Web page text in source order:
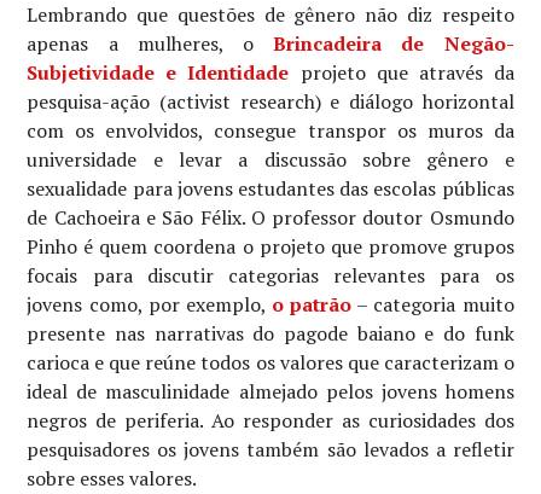
Lembrando que questões de gênero não diz respeito
apenas a mulheres, oBrincadeira de Negão-
Subjetividade e Identidade projeto que através da
pesquisa-ação (activist research) e diálogo horizontal
com os envolvidos, consegue transpor os muros da
universidade e levar a discussão sobre gênero e
sexualidade para jovens estudantes das escolas públicas
de Cachoeira e São Félix. O professor doutor Osmundo
Pinho é quem coordena o projeto que promove grupos
focais para discutir categorias relevantes para os
jovens como, por exemplo, o patrão – categoria muito
presente nas narrativas do pagode baiano e do funk
carioca e que reúne todos os valores que caracterizam o
ideal de masculinidade almejado pelos jovens homens
negros de periferia. Ao responder as curiosidades dos
pesquisadores os jovens também são levados a refletir
sobre esses valores.